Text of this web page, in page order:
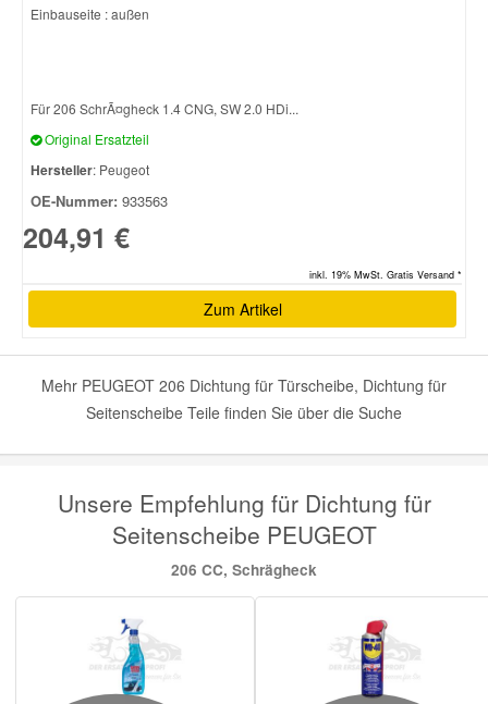
Einbauseite : außen
Für 206 SchrÃ¤gheck 1.4 CNG, SW 2.0 HDi...
Original Ersatzteil
Hersteller: Peugeot
OE-Nummer: 933563
204,91 €
inkl. 19% MwSt. Gratis Versand *
Zum Artikel
Mehr PEUGEOT 206 Dichtung für Türscheibe, Dichtung für
Seitenscheibe Teile finden Sie über die Suche
Unsere Empfehlung für Dichtung für
Seitenscheibe PEUGEOT
206 CC, Schrägheck